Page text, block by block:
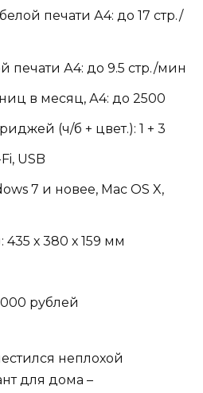
печати А4: до 17 стр./
печати А4: до 9.5 стр./мин
в месяц, А4: до 2500
(ч/б + цвет.): 1 + 3
USB
7 и новее, Mac OS X,
х 380 х 159 мм
рублей
неплохой
для дома –